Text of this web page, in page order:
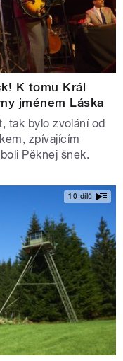
K tomu Král
jménem Láska
tak bylo zvolání od
zpívajícím
Pěknej šnek.
10 dílů